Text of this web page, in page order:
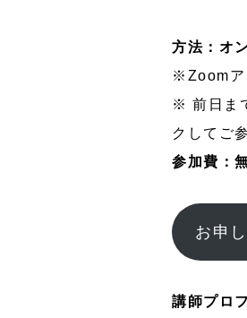
方法：オ
※Zoomア
※ 前日ま
クしてご
参加費：
お申
講師プロ